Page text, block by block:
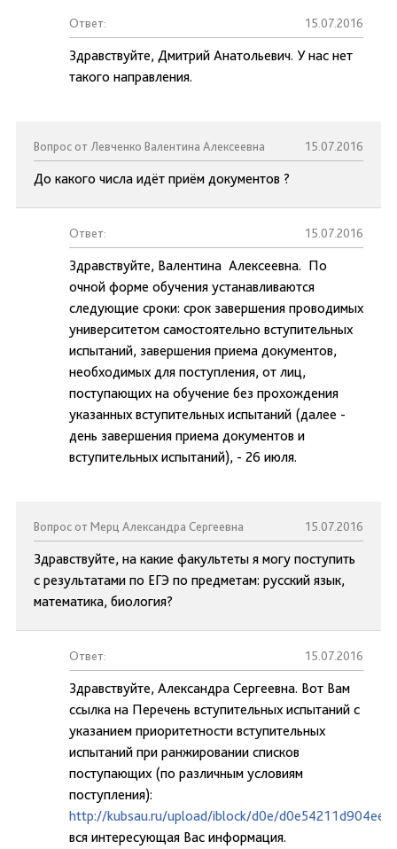
Ответ: 15.07.2016
Здравствуйте, Дмитрий Анатольевич. У нас нет
такого направления.
Вопрос от Левченко Валентина Алексеевна 15.07.2016
До какого числа идёт приём документов ?
Ответ: 15.07.2016
Здравствуйте, Валентина Алексеевна. По
очной форме обучения устанавливаются
следующие сроки: срок завершения проводимых
университетом самостоятельно вступительных
испытаний, завершения приема документов,
необходимых для поступления, от лиц,
поступающих на обучение без прохождения
указанных вступительных испытаний (далее -
день завершения приема документов и
вступительных испытаний), - 26 июля.
Вопрос от Мерц Александра Сергеевна 15.07.2016
Здравствуйте, на какие факультеты я могу поступить
с результатами по ЕГЭ по предметам: русский язык,
математика, биология?
Ответ: 15.07.2016
Здравствуйте, Александра Сергеевна. Вот Вам
ссылка на Перечень вступительных испытаний с
указанием приоритетности вступительных
испытаний при ранжировании списков
поступающих (по различным условиям
поступления):
http://kubsau.ru/upload/iblock/d0e/
вся интересующая Вас информация.